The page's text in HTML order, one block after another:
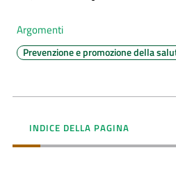
a...
e
Argomenti
Prevenzione e promozione della
INDICE DELLA PAGINA